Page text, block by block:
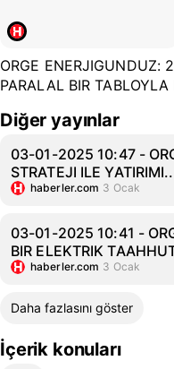
ORGE ENERJIGUNDUZ:
PARALAL BIR
Diğer yayınlar
03-01-2025 10:47 -
STRATEJI ILE YATIRIMI..
haberler.com 3 Ocak
03-01-2025 10:41 -
BIR ELEKTRIK
haberler.com 3 Ocak
Daha fazlasını göster
İçerik konuları